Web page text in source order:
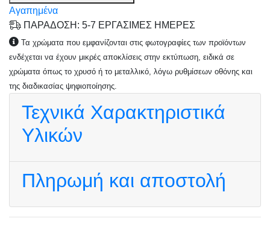
Αγαπημένα
ΠΑΡΑΔΟΣΗ: 5-7 ΕΡΓΑΣΙΜΕΣ ΗΜΕΡΕΣ
Τα χρώματα που εμφανίζονται στις φωτογραφίες των προϊόντων
ενδέχεται να έχουν μικρές αποκλίσεις στην εκτύπωση, ειδικά σε
χρώματα όπως το χρυσό ή το μεταλλικό, λόγω ρυθμίσεων οθόνης και
της διαδικασίας ψηφιοποίησης.
Τεχνικά Χαρακτηριστικά
Υλικών
Πληρωμή και αποστολή